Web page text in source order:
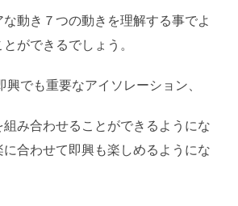
動き７つの動きを理解する事でよ
ができるでしょう。
興でも重要なアイソレーション、
組み合わせることができるようにな
に合わせて即興も楽しめるようにな